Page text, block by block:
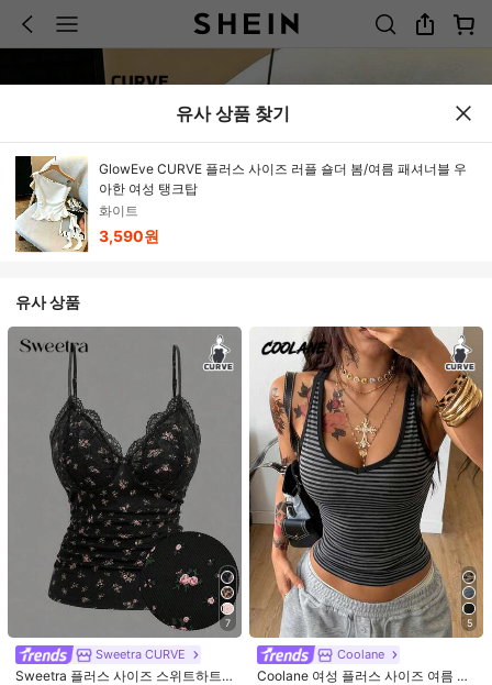
1/5
유사 상품 찾기
GlowEve CURVE 플러스 사이즈 러플 숄더 봄/여름 패셔너블 우
아한 여성 탱크탑
화이트
3,590원
유사 상품
7
Sweetra CURVE
Sweetra 플러스 사이즈 스위트하트
#1 TOP 3위
거의 매진!
5
Coolane
Coolane 여성 플러스 사이즈 여름 가